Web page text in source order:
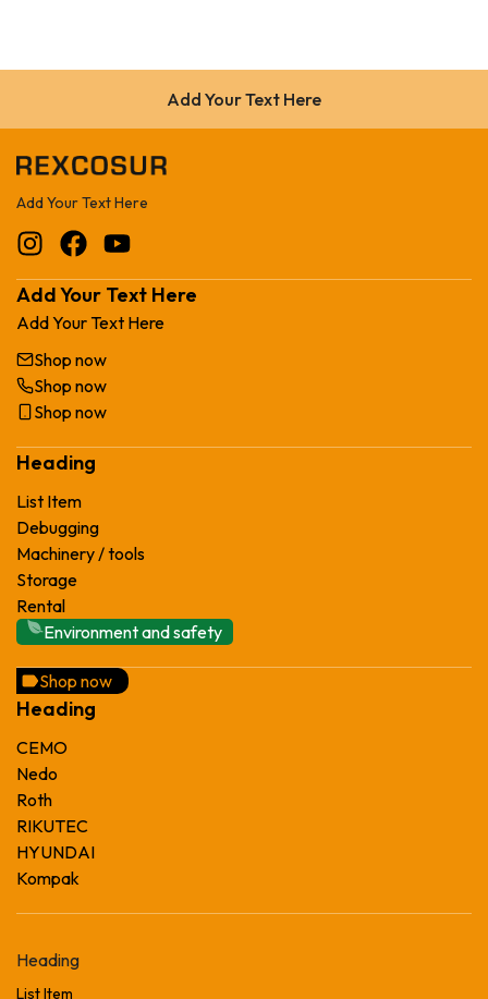
Add Your Text Here
Add Your Text Here
Add Your Text Here
Add Your Text Here
Shop now
Shop now
Shop now
Heading
List Item
Debugging
Machinery / tools
Storage
Rental
Environment and safety
Shop now
Heading
CEMO
Nedo
Roth
RIKUTEC
HYUNDAI
Kompak
Heading
List Item